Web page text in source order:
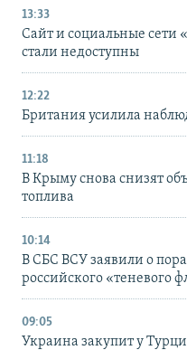
13:33
Сайт и социальные сети
стали недоступны
12:22
Британия усилила
11:18
В Крыму снова снизят
топлива
10:14
В СБС ВСУ заявили о
российского «теневого
09:05
Украина закупит у